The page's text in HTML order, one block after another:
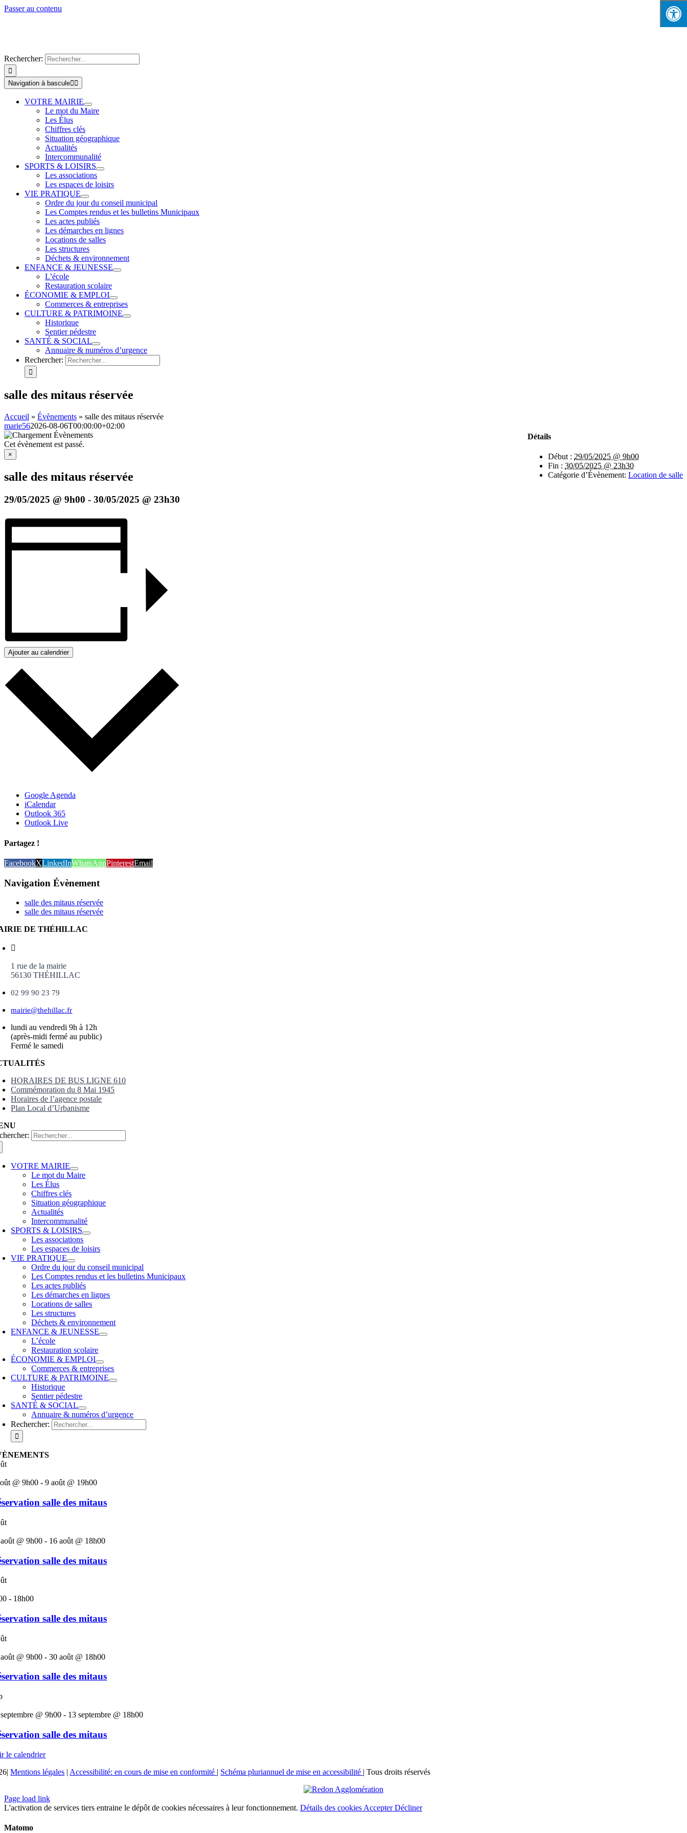
Passer au contenu
Rechercher:
Navigation à bascule
VOTRE MAIRIE
Le mot du Maire
Les Élus
Chiffres clés
Situation géographique
Actualités
Intercommunalité
SPORTS & LOISIRS
Les associations
Les espaces de loisirs
VIE PRATIQUE
Ordre du jour du conseil municipal
Les Comptes rendus et les bulletins Municipaux
Les actes publiés
Les démarches en lignes
Locations de salles
Les structures
Déchets & environnement
ENFANCE & JEUNESSE
L’école
Restauration scolaire
ÉCONOMIE & EMPLOI
Commerces & entreprises
CULTURE & PATRIMOINE
Historique
Sentier pédestre
SANTÉ & SOCIAL
Annuaire & numéros d’urgence
Rechercher:
salle des mitaus réservée
Accueil » Évènements » salle des mitaus réservée
marie562026-08-06T00:00:00+02:00
Cet évènement est passé.
×
salle des mitaus réservée
29/05/2025 @ 9h00 - 30/05/2025 @ 23h30
Ajouter au calendrier
Google Agenda
iCalendar
Outlook 365
Outlook Live
Partagez !
FacebookXLinkedInWhatsAppPinterestEmail
Navigation Évènement
salle des mitaus réservée
salle des mitaus réservée
Détails
Début : 29/05/2025 @ 9h00
Fin : 30/05/2025 @ 23h30
Catégorie d’Évènement: Location de salle
DE THÉHILLAC
1 rue de la mairie
56130 THÉHILLAC
02 99 90 23 79
mairie@thehillac.fr
lundi au vendredi 9h à 12h
(après-midi fermé au public)
Fermé le samedi
HORAIRES DE BUS LIGNE 610
Commémoration du 8 Mai 1945
Horaires de l’agence postale
Plan Local d’Urbanisme
VOTRE MAIRIE
Le mot du Maire
Les Élus
Chiffres clés
Situation géographique
Actualités
Intercommunalité
SPORTS & LOISIRS
Les associations
Les espaces de loisirs
VIE PRATIQUE
Ordre du jour du conseil municipal
Les Comptes rendus et les bulletins Municipaux
Les actes publiés
Les démarches en lignes
Locations de salles
Les structures
Déchets & environnement
ENFANCE & JEUNESSE
L’école
Restauration scolaire
ÉCONOMIE & EMPLOI
Commerces & entreprises
CULTURE & PATRIMOINE
Historique
Sentier pédestre
SANTÉ & SOCIAL
Annuaire & numéros d’urgence
Rechercher:
@ 9h00 -9 août @ 19h00
salle des mitaus
@ 9h00 - 16 août @ 18h00
salle des mitaus
- 18h00
salle des mitaus
@ 9h00 -30 août @ 18h00
salle des mitaus
@ 9h00 - 13 septembre @ 18h00
salle des mitaus
le calendrier
Mentions légales | Accessibilité: en cours de mise en conformité | Schéma pluriannuel de mise en accessibilité | Tous droits réservés
Page load link
L'activation de services tiers entraine le dépôt de cookies nécessaires à leur fonctionnement. Détails des cookies AccepterDécliner
Matomo